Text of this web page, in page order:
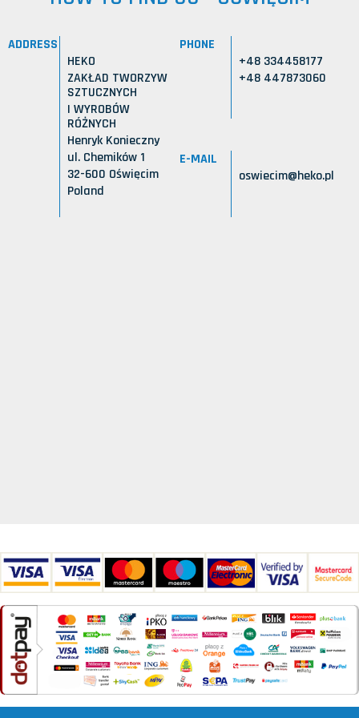
ADDRESS
HEKO
ZAKŁAD TWORZYW
SZTUCZNYCH
I WYROBÓW
RÓŻNYCH
Henryk Konieczny
ul. Chemików 1
32-600 Oświęcim
Poland
PHONE
+48 334458177
+48 447873060
E-MAIL
oswiecim@heko.pl